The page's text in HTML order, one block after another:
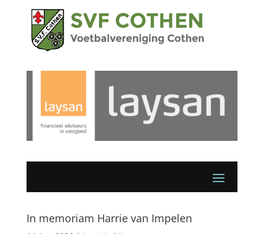
In memoriam Harrie van Impelen